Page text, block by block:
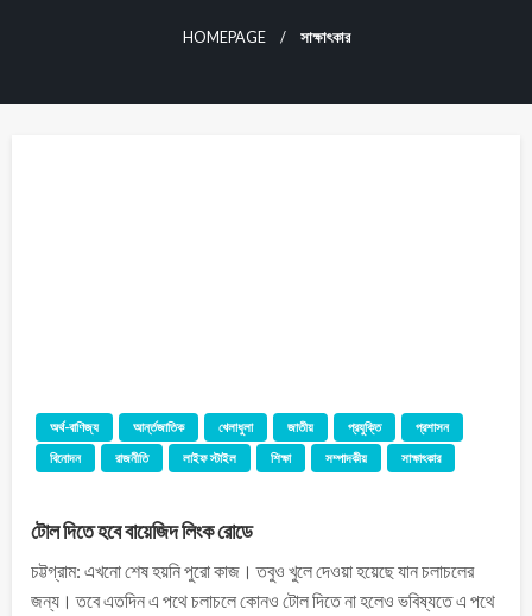
HOMEPAGE সাক্ষাৎকার
অর্থ-বাণিজ্য আর্ন্তজাতিক খেলাধুলা জাতীয় প্রযুক্তি
প্রশাসন
বিনোদন
রাজনীতি লাইফ স্টাইল শিক্ষা সম্পাদকীয় সাক্ষাৎকার
টোল দিতে হবে বায়েজিদ লিংক রোডে
চট্টগ্রাম: এখনো শেষ হয়নি পুরো কাজ। তবুও খুলে দেওয়া হয়েছে যান চলাচলের
জন্য। তবে এতদিন এ পথে চলাচলে কোনও টোল দিতে না হলেও ভবিষ্যতে এ পথে